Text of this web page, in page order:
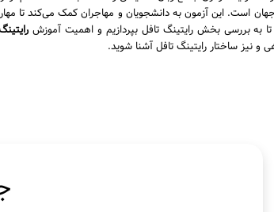
است. این آزمون به دانشجویان و مهاجران کمک می‌کند تا
تا به بررسی بخش رایتینگ تافل بپردازیم و اهمیت آموزش
و نیز ساختار رایتینگ تافل آشنا شوید.